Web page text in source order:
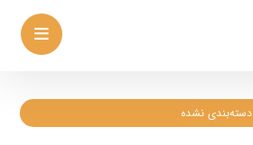
دسته‌بندی نشده